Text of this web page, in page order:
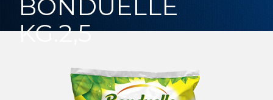
BONDUELLE
KG.2,5